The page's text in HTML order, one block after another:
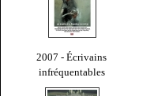
2007 - Écrivains
infréquentables